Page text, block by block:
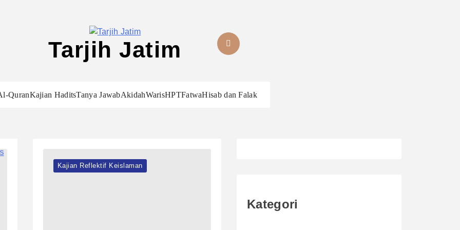
Tarjih Jatim
QuranKajian HaditsTanya JawabAkidahWarisHPTFatwaHisab dan Falak
Kajian Reflektif Keislaman
Kategori